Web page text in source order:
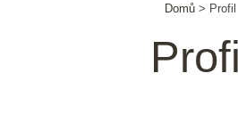
Domů > Profil